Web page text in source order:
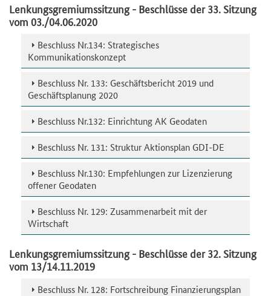
Lenkungsgremiumssitzung - Beschlüsse der 33. Sitzung
vom 03./04.06.2020
Beschluss Nr.134: Strategisches
Kommunikationskonzept
Beschluss Nr. 133: Geschäftsbericht 2019 und
Geschäftsplanung 2020
Beschluss Nr.132: Einrichtung AK Geodaten
Beschluss Nr. 131: Struktur Aktionsplan GDI-DE
Beschluss Nr.130: Empfehlungen zur Lizenzierung
offener Geodaten
Beschluss Nr. 129: Zusammenarbeit mit der
Wirtschaft
Lenkungsgremiumssitzung - Beschlüsse der 32. Sitzung
vom 13/14.11.2019
Beschluss Nr. 128: Fortschreibung Finanzierungsplan